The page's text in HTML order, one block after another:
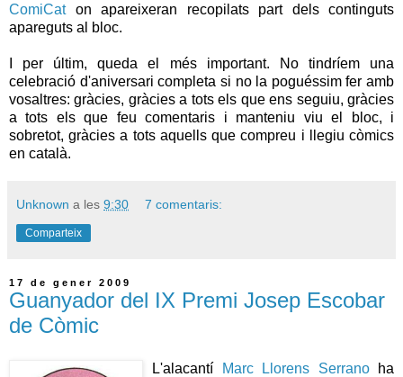
ComiCaton apareixeran recopilats part dels continguts
apareguts al bloc.
I per últim, queda el més important. No tindríem una
celebració d'aniversari completa si no la poguéssim fer amb
vosaltres: gràcies, gràcies a tots els que ens seguiu, gràcies
a tots els que feu comentaris i manteniu viu el bloc, i
sobretot, gràcies a tots aquells que compreu i llegiu còmics
en català.
Unknown a les 9:30 7 comentaris:
Comparteix
17 de gener 2009
Guanyador del IX Premi Josep Escobar
de Còmic
L'alacantí Marc Llorens Serranoha